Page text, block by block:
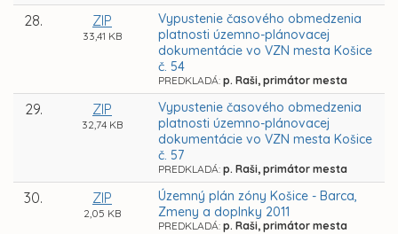
28. ZIP
33,41 KB
Vypustenie časového obmedzenia
platnosti územno-plánovacej
dokumentácie vo VZN mesta Košice
č. 54
PREDKLADÁ: p. Raši, primátor mesta
29. ZIP
32,74 KB
Vypustenie časového obmedzenia
platnosti územno-plánovacej
dokumentácie vo VZN mesta Košice
č. 57
PREDKLADÁ: p. Raši, primátor mesta
30. ZIP
2,05 KB
Územný plán zóny Košice - Barca,
Zmeny a doplnky 2011
PREDKLADÁ: p. Raši, primátor mesta